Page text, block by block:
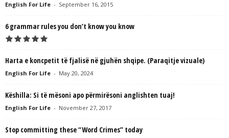
English For Life - September 16, 2015
6 grammar rules you don’t know you know
Harta e koncpetit të fjalisë në gjuhën shqipe. (Paraqitje vizuale)
English For Life - May 20, 2024
Këshilla: Si të mësoni apo përmirësoni anglishten tuaj!
English For Life - November 27, 2017
Stop committing these “Word Crimes” today